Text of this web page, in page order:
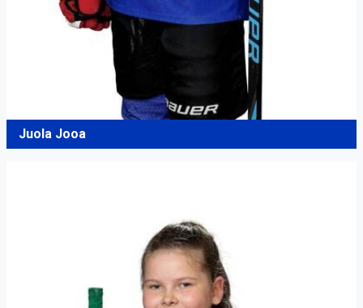
Juola Jooa